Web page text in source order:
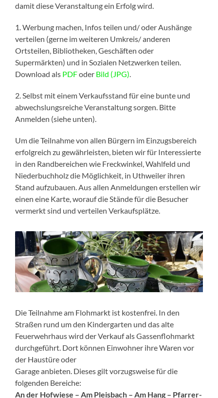
damit diese Veranstaltung ein Erfolg wird.
1. Werbung machen, Infos teilen und/ oder Aushänge
verteilen (gerne im weiteren Umkreis/ anderen
Ortsteilen, Bibliotheken, Geschäften oder
Supermärkten) und in Sozialen Netzwerken teilen.
Download als PDFoder Bild (JPG)
2. Selbst mit einem Verkaufsstand für eine bunte und
abwechslungsreiche Veranstaltung sorgen. Bitte
Anmelden (siehe unten).
Um die Teilnahme von allen Bürgern im Einzugsbereich
erfolgreich zu gewährleisten, bieten wir für Interessierte
in den Randbereichen wie Freckwinkel, Wahlfeld und
Niederbuchholz die Möglichkeit, in Uthweiler ihren
Stand aufzubauen. Aus allen Anmeldungen erstellen wir
einen eine Karte, worauf die Stände für die Besucher
vermerkt sind und verteilen Verkaufsplätze.
Die Teilnahme am Flohmarkt ist kostenfrei. In den
Straßen rund um den Kindergarten und das alte
Feuerwehrhaus wird der Verkauf als Gassenflohmarkt
durchgeführt. Dort können Einwohner ihre Waren vor
der Haustüre oder
Garage anbieten. Dieses gilt vorzugsweise für die
folgenden Bereiche:
An der Hofwiese – Am Pleisbach – Am Hang – Pfarrer-